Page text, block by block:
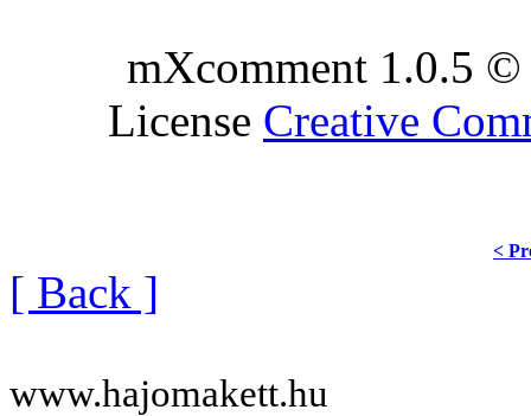
mXcomment 1.0.5
License Creative
<
[ Back ]
www.hajomakett.hu